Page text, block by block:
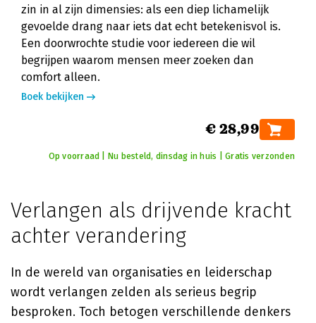
zin in al zijn dimensies: als een diep lichamelijk
gevoelde drang naar iets dat echt betekenisvol is.
Een doorwrochte studie voor iedereen die wil
begrijpen waarom mensen meer zoeken dan
comfort alleen.
Boek bekijken
€ 28,99
Op voorraad | Nu besteld, dinsdag in huis | Gratis verzonden
Verlangen als drijvende kracht
achter verandering
In de wereld van organisaties en leiderschap
wordt verlangen zelden als serieus begrip
besproken. Toch betogen verschillende denkers